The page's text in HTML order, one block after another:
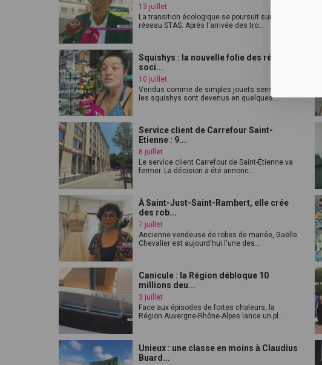
13 juillet
La transition écologique se poursuit sur le
réseau STAS. Après l'arrivée des tro...
Squishys : la nouvelle folie des réseaux
soci...
10 juillet
Vendus comme de simples jouets sensoriels,
les squishys sont devenus en quelques...
Service client de Carrefour Saint-
Etienne : 9...
8 juillet
Le service client Carrefour de Saint-Étienne va
fermer. La décision a été annonc...
À Saint-Just-Saint-Rambert, elle crée
des rob...
7 juillet
Ancienne vendeuse de robes de mariée, Gaëlle
Chevalier est aujourd'hui l'une des...
Canicule : la Région débloque 10
millions deu...
3 juillet
Face aux épisodes de fortes chaleurs, la
Région Auvergne-Rhône-Alpes lance un pl...
Unieux : une classe en moins à Claudius
Buard...